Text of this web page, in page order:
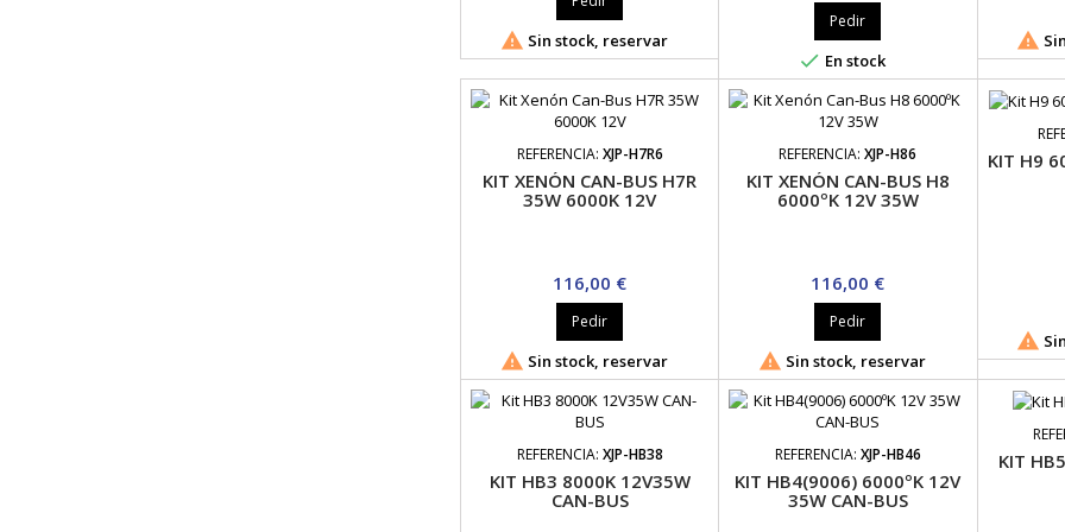
 Sin stock, reservar
Pedir
 En stock

REFERENCIA: XJP-H7R6
KIT XENÓN CAN-BUS H7R
35W 6000K 12V
Precio
116,00 €
Pedir
 Sin stock, reservar
REFERENCIA:XJP-H86
KIT XENÓN CAN-BUS H8
6000ºK 12V 35W
Precio
116,00 €
Pedir
 Sin stock, reservar
KIT H9

REFERENCIA: XJP-HB38
KIT HB3 8000K 12V35W
CAN-BUS
REFERENCIA: XJP-HB46
KIT HB4(9006) 6000ºK 12V
35W CAN-BUS
KIT